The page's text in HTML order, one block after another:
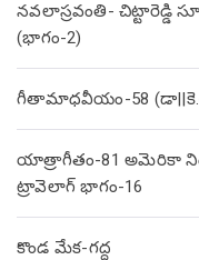
నవలాస్రవంతి- చిట్టారెడ్డి
(భాగం-2)
గీతామాధవీయం-58
యాత్రాగీతం-81 అమెరికా
ట్రావెలాగ్ భాగం-16
కొండ మేక-గద్ద